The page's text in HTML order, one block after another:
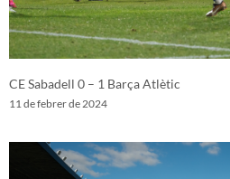
CE Sabadell 0 – 1 Barça Atlètic
11 de febrer de 2024